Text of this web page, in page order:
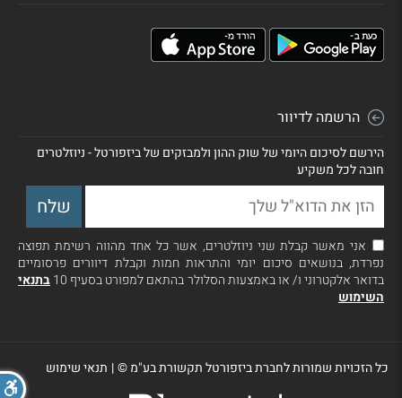
הרשמה לדיוור
הירשם לסיכום היומי של שוק ההון ולמבזקים של ביזפורטל - ניוזלטרים
חובה לכל משקיע
אני מאשר קבלת שני ניוזלטרים, אשר כל אחד מהווה רשימת תפוצה
נפרדת, בנושאים סיכום יומי והתראות חמות וקבלת דיוורים פרסומיים
בדואר אלקטרוני ו/ או באמצעות הסלולר בהתאם למפורט בסעיף 10
בתנאי
השימוש
כל הזכויות שמורות לחברת ביזפורטל תקשורת בע"מ ©| תנאי שימוש